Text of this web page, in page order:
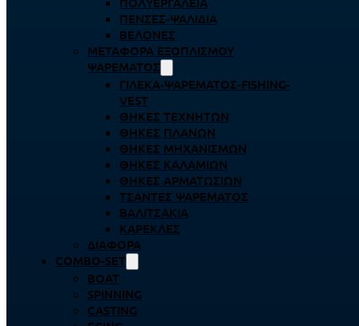
ΠΈΝΣΕΣ-ΨΑΛΊΔΙΑ
ΒΕΛΌΝΕΣ
ΜΕΤΑΦΟΡΆ ΕΞΟΠΛΙΣΜΟΎ
ΨΑΡΈΜΑΤΟΣ
ΓΙΛΈΚΑ-ΨΑΡΈΜΑΤΟΣ-FISHING-
VEST
ΘΉΚΕΣ ΤΕΧΝΗΤΏΝ
ΘΉΚΕΣ ΠΛΆΝΩΝ
ΘΉΚΕΣ ΜΗΧΑΝΙΣΜΏΝ
ΘΉΚΕΣ ΚΑΛΑΜΙΏΝ
ΘΉΚΕΣ ΑΡΜΑΤΩΣΙΏΝ
ΤΣΆΝΤΕΣ ΨΑΡΈΜΑΤΟΣ
ΒΑΛΙΤΣΆΚΙΑ
ΚΑΡΈΚΛΕΣ
ΔΙΆΦΟΡΑ
COMBO-SET
BOAT
SPINNING
CASTING